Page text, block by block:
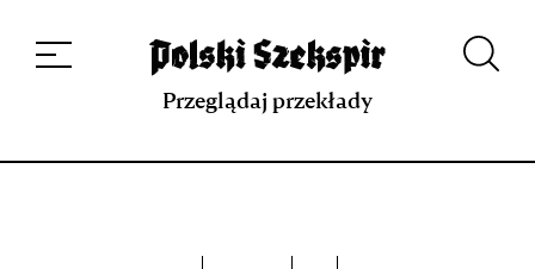
projekcie
Kontakt Indeks strony Aplikacja
Repozytorium XIX w.
Przeglądaj przekłady